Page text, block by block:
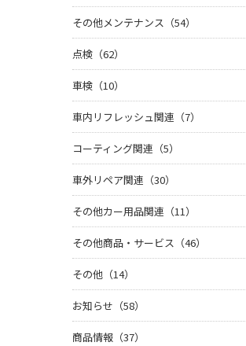
その他メンテナンス（54）
点検（62）
車検（10）
車内リフレッシュ関連（7）
コーティング関連（5）
車外リペア関連（30）
その他カー用品関連（11）
その他商品・サービス（46）
その他（14）
お知らせ（58）
商品情報（37）